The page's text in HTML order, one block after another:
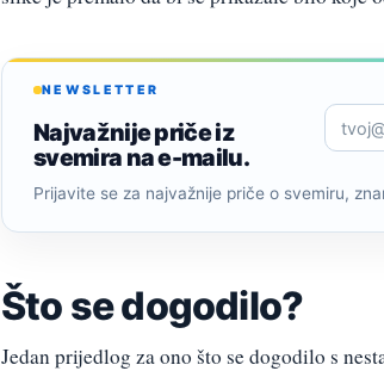
NEWSLETTER
Najvažnije priče iz
svemira na e-mailu.
Prijavite se za najvažnije priče o svemiru,
Što se dogodilo?
Jedan prijedlog za ono što se dogodilo s